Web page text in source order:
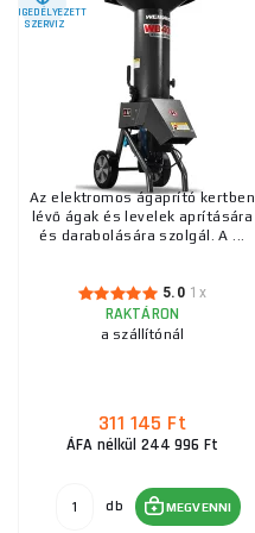
ENGEDÉLYEZETT
SZERVIZ
Az elektromos ágaprító kertben
lévő ágak és levelek aprítására
és darabolására szolgál. A ...
5.0 1x
RAKTÁRON
a szállítónál
311 145 Ft
ÁFA nélkül 244 996 Ft
db MEGVENNI